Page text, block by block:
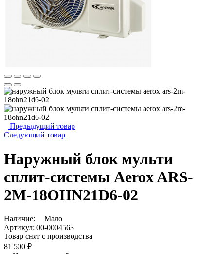
Предыдущий товар
Следующий товар
Наружный блок мульти
сплит-системы Aerox ARS-
2M-18OHN21D6-02
Наличие:
Мало
Артикул: 00-0004563
Товар снят с производства
81 500 ₽